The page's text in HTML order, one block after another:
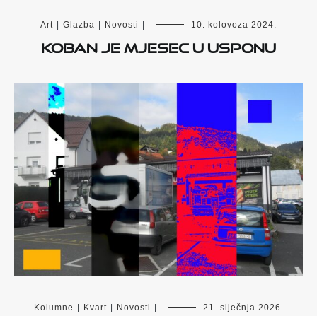
Art Glazba Novosti 10. kolovoza 2024.
Koban je Mjesec u usponu
Kolumne | Kvart | Novosti | 21. siječnja 2026.